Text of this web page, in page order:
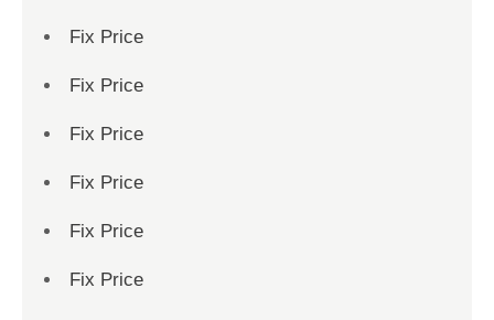
Fix Price
Fix Price
Fix Price
Fix Price
Fix Price
Fix Price